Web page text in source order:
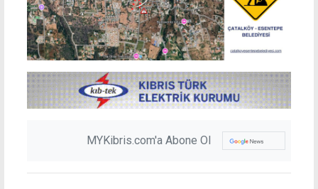
MYKibris.com'a Abone Ol